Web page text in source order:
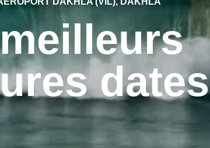
dates